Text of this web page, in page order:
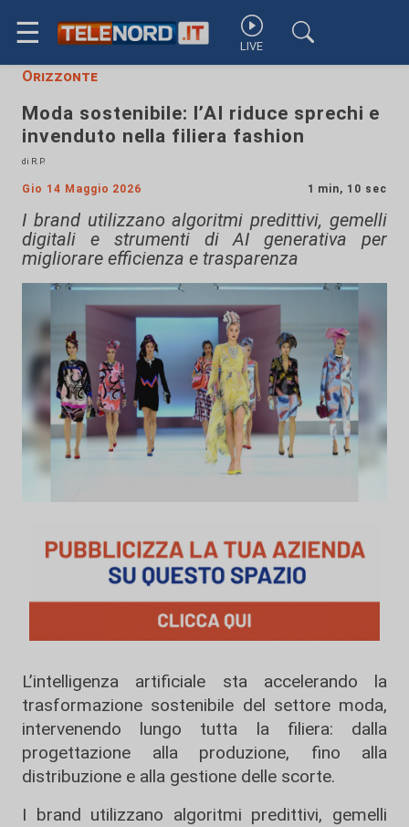
☰ LIVE
Orizzonte
Moda sostenibile: l’AI riduce sprechi e
invenduto nella filiera fashion
di R.P.
Gio 14 Maggio 2026 1 min, 10 sec
I brand utilizzano algoritmi predittivi, gemelli
digitali e strumenti di AI generativa per
migliorare efficienza e trasparenza
L’intelligenza artificiale sta accelerando la
trasformazione sostenibile del settore moda,
intervenendo lungo tutta la filiera: dalla
progettazione alla produzione, fino alla
distribuzione e alla gestione delle scorte.
I brand utilizzano algoritmi predittivi, gemelli